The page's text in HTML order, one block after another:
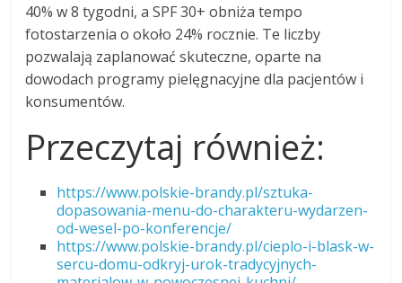
40% w 8 tygodni, a SPF 30+ obniża tempo
fotostarzenia o około 24% rocznie. Te liczby
pozwalają zaplanować skuteczne, oparte na
dowodach programy pielęgnacyjne dla pacjentów i
konsumentów.
Przeczytaj również:
https://www.polskie-brandy.pl/sztuka-
dopasowania-menu-do-charakteru-wydarzen-
od-wesel-po-konferencje/
https://www.polskie-brandy.pl/cieplo-i-blask-w-
sercu-domu-odkryj-urok-tradycyjnych-